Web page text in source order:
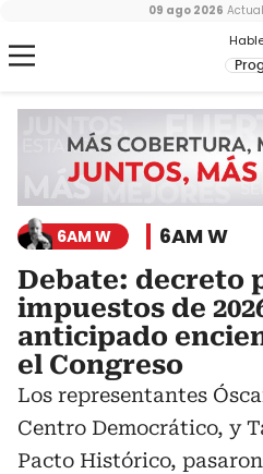
09 ago 2026
6AM W 6AM W
Debate: decreto
impuestos de
anticipado
el Congreso
Los representantes
Centro Democrático, y
Pacto Histórico,